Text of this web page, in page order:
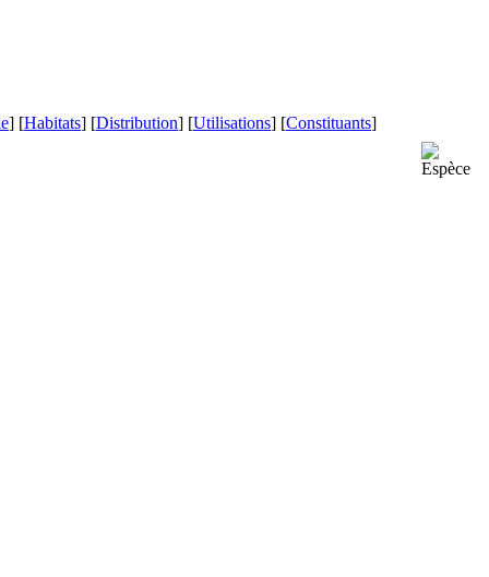
] [Habitats] [Distribution] [Utilisations] [Constituants]